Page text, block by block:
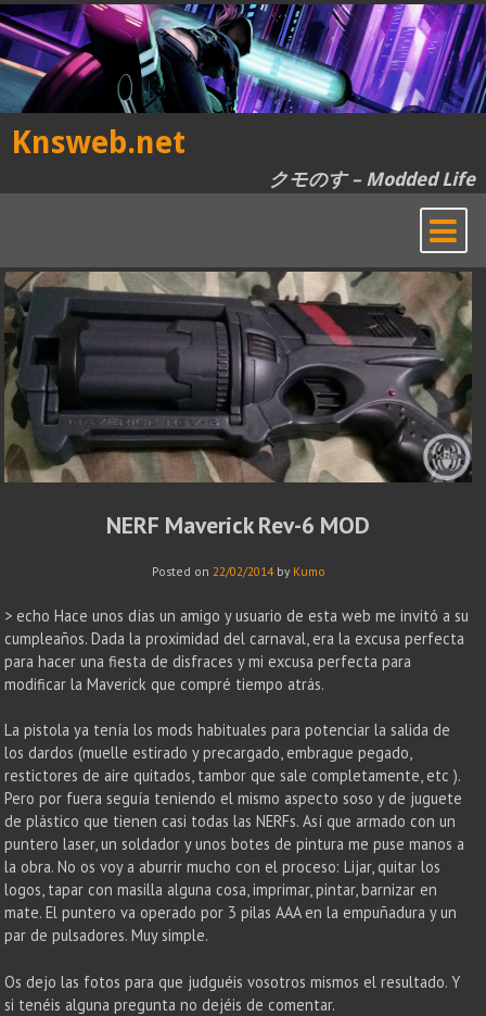
Skip
to
content
Knsweb.net
クモのす – Modded Life
NERF Maverick Rev-6 MOD
Posted on 22/02/2014by Kumo
> echo Hace unos días un amigo y usuario de esta web me invitó a su
cumpleaños. Dada la proximidad del carnaval, era la excusa perfecta
para hacer una fiesta de disfraces y mi excusa perfecta para
modificar la Maverick que compré tiempo atrás.
La pistola ya tenía los mods habituales para potenciar la salida de
los dardos (muelle estirado y precargado, embrague pegado,
restictores de aire quitados, tambor que sale completamente, etc ).
Pero por fuera seguía teniendo el mismo aspecto soso y de juguete
de plástico que tienen casi todas las NERFs. Así que armado con un
puntero laser, un soldador y unos botes de pintura me puse manos a
la obra. No os voy a aburrir mucho con el proceso: Lijar, quitar los
logos, tapar con masilla alguna cosa, imprimar, pintar, barnizar en
mate. El puntero va operado por 3 pilas AAA en la empuñadura y un
par de pulsadores. Muy simple.
Os dejo las fotos para que judguéis vosotros mismos el resultado. Y
si tenéis alguna pregunta no dejéis de comentar.